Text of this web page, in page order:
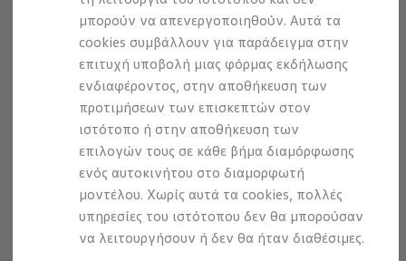
μπορούν να απενεργοποιηθούν. Αυτά τα
cookies συμβάλλουν για παράδειγμα στην
επιτυχή υποβολή μιας φόρμας εκδήλωσης
ενδιαφέροντος, στην αποθήκευση των
προτιμήσεων των επισκεπτών στον
ιστότοπο ή στην αποθήκευση των
επιλογών τους σε κάθε βήμα διαμόρφωσης
ενός αυτοκινήτου στο διαμορφωτή
μοντέλου. Χωρίς αυτά τα cookies, πολλές
υπηρεσίες του ιστότοπου δεν θα μπορούσαν
να λειτουργήσουν ή δεν θα ήταν διαθέσιμες.
ID. Ενημερώσεις λογισμικού
We Charge - Υπηρεσία Φόρτισης
Εύρεση δημόσιων σημείων φόρτισης
ID. Charger
Ενημέρωση ID.
Πλατφόρμα MEB
Μύθοι & Αλήθειες για την ηλεκτροκίνηση
Πού μπορώ να φορτίσω;
Πόσο μακριά μπορώ να φτάσω;
Πώς μπορώ να πληρώσω;
Πώς μπορώ να φορτίσω;
Η αντλία θερμότητας στα ID.
Η λειτουργία ανάκτησης ενέργειας κατά την
Το σύστημα πέδησης στα ID.
Διαθέσιμα νέα και μεταχειρισμένα αυτοκίνητα
Διαθέσιμα νέα αυτοκίνητα
εκπαιδευμένο τεχνικό προσωπικό, για τη διαχείριση
ηλεκτρικών οχημάτων. Εάν θέλετε να μάθετε πότε πρέπει
να γίνει το επόμενο ραντεβού service, η εμφάνιση
εναπομένοντα διαστήματος, μέχρι την συντήρησή, μπορεί
να σας δώσει την απάντηση. Μπορείτε να τη βρείτε στην
οθόνη του πίνακα οργάνων σας, καθώς και στο σύστημα
infotainment.